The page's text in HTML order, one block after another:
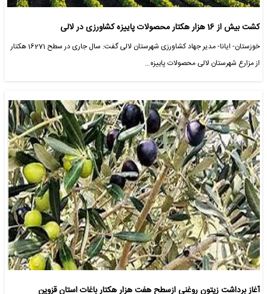
کشت بیش از 16 هزار هکتار محصولات پاییزه کشاورزی در لالی
خوزستان- ایانا- مدیر جهاد کشاورزی شهرستان لالی گفت: سال جاری در سطح 16271 هکتار
از مزارع شهرستان لالی محصولات پاییزه…
آغاز برداشت زیتون روغنی ازسطح هفت هزار هکتار باغات استان قزوین